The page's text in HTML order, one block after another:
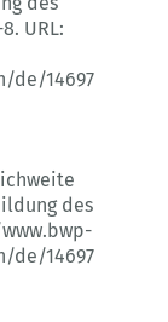
URL:
de/14697
des
de/14697